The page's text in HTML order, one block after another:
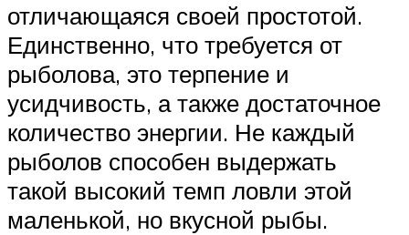
отличающаяся своей простотой.
Единственно, что требуется от
рыболова, это терпение и
усидчивость, а также достаточное
количество энергии. Не каждый
рыболов способен выдержать
такой высокий темп ловли этой
маленькой, но вкусной рыбы.